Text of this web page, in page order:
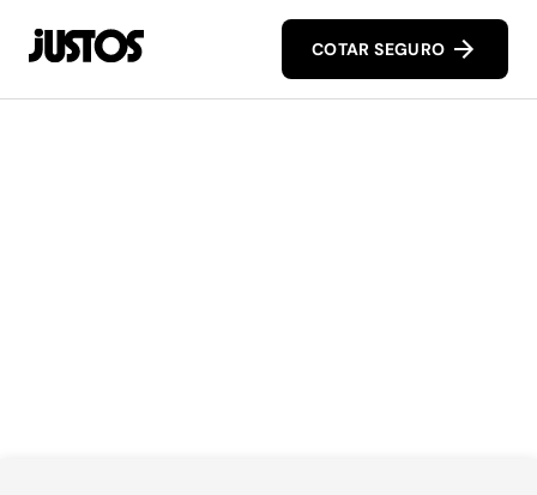
COTAR SEGURO